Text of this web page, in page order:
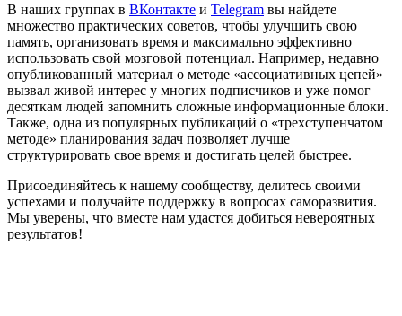
В наших группах в ВКонтакте и Telegram вы найдете
множество практических советов, чтобы улучшить свою
память, организовать время и максимально эффективно
использовать свой мозговой потенциал. Например, недавно
опубликованный материал о методе «ассоциативных цепей»
вызвал живой интерес у многих подписчиков и уже помог
десяткам людей запомнить сложные информационные блоки.
Также, одна из популярных публикаций о «трехступенчатом
методе» планирования задач позволяет лучше
структурировать свое время и достигать целей быстрее.
Присоединяйтесь к нашему сообществу, делитесь своими
успехами и получайте поддержку в вопросах саморазвития.
Мы уверены, что вместе нам удастся добиться невероятных
результатов!